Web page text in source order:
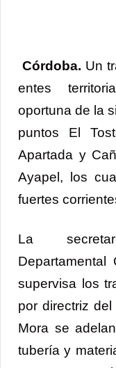
Córdoba. Un
entes
oportuna de la
puntos El
Apartada y
Ayapel, los
fuertes
La
Departamental
supervisa los
por directriz
Mora se
tubería y